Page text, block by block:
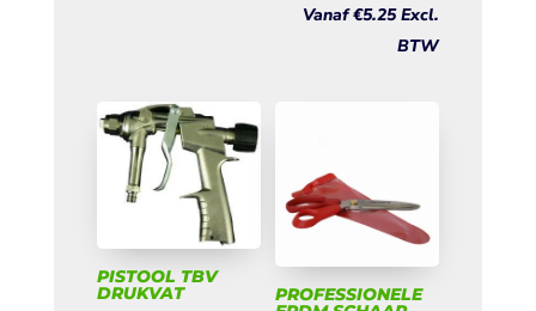
Vanaf€5.25 Excl.
BTW
PISTOOL TBV
DRUKVAT PROFESSIONELE